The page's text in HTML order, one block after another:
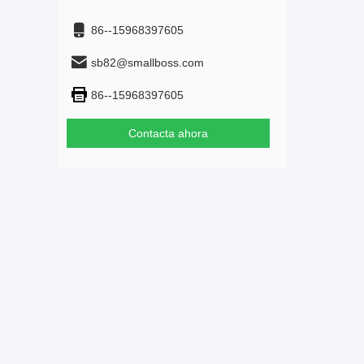
86--15968397605
sb82@smallboss.com
86--15968397605
Contacta ahora